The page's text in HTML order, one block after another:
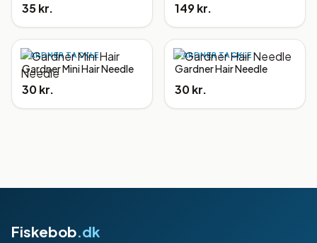
35 kr. 149 kr.
GARDNER TACKLE
Gardner Mini Hair Needle
30 kr.
GARDNER TACKLE
Gardner Hair Needle
30 kr.
Fiskebob.dk